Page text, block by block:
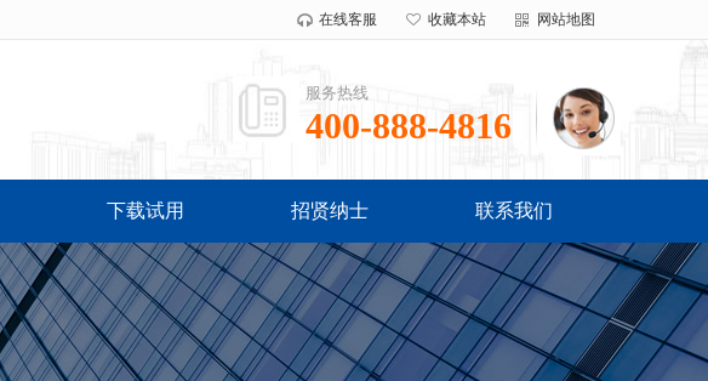
在线客服 收藏本站 网站地图
服务热线
400-888-4816
下载试用 招贤纳士 联系我们